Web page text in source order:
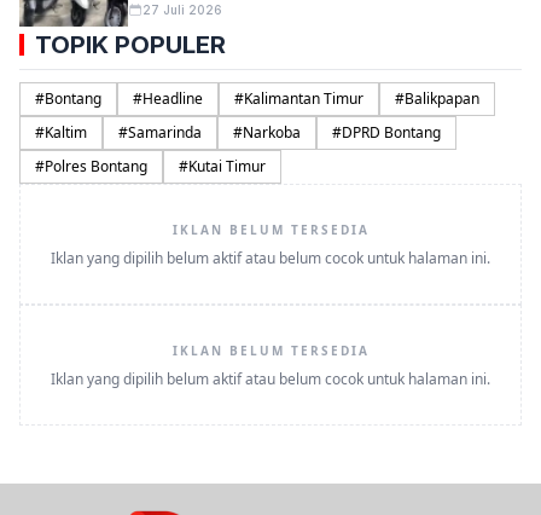
27 Juli 2026
TOPIK POPULER
#Bontang #Headline #Kalimantan Timur #Balikpapan
#Kaltim #Samarinda #Narkoba #DPRD Bontang
#Polres Bontang #Kutai Timur
IKLAN BELUM TERSEDIA
Iklan yang dipilih belum aktif atau belum cocok untuk halaman ini.
IKLAN BELUM TERSEDIA
Iklan yang dipilih belum aktif atau belum cocok untuk halaman ini.